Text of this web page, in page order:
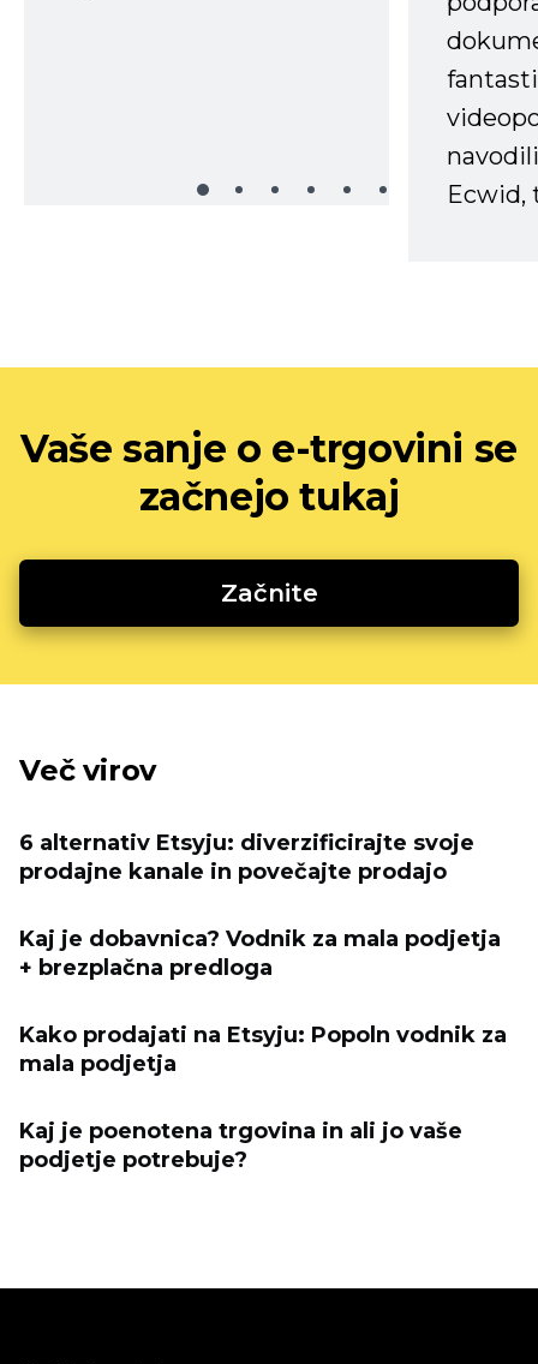
Ecwid,
Vaše sanje o e-trgovini se
začnejo tukaj
Začnite
Več virov
6 alternativ Etsyju: diverzificirajte svoje
prodajne kanale in povečajte prodajo
Kaj je dobavnica? Vodnik za mala podjetja
+ brezplačna predloga
Kako prodajati na Etsyju: Popoln vodnik za
mala podjetja
Kaj je poenotena trgovina in ali jo vaše
podjetje potrebuje?